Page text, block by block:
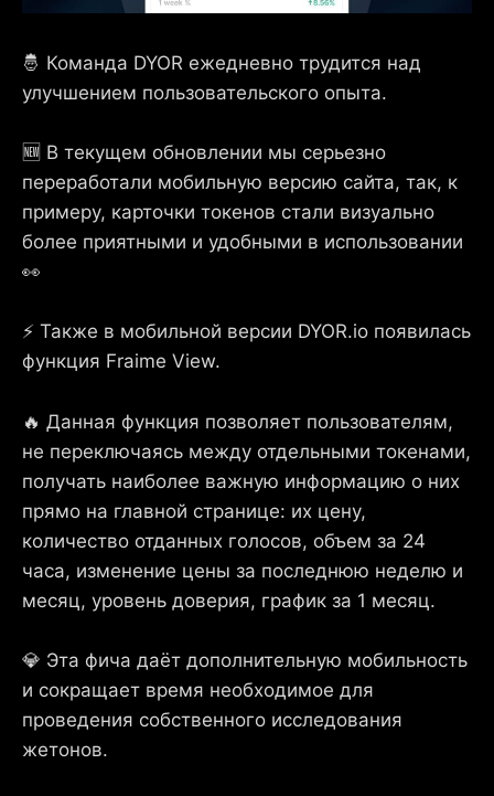
🤴 Команда DYOR ежедневно трудится над
улучшением пользовательского опыта.
🆕 В текущем обновлении мы серьезно
переработали мобильную версию сайта, так, к
примеру, карточки токенов стали визуально
более приятными и удобными в использовании
👀
⚡ Также в мобильной версии DYOR.io появилась
функция Fraime View.
🔥 Данная функция позволяет пользователям,
не переключаясь между отдельными токенами,
получать наиболее важную информацию о них
прямо на главной странице: их цену,
количество отданных голосов, объем за 24
часа, изменение цены за последнюю неделю и
месяц, уровень доверия, график за 1 месяц.
💎 Эта фича даёт дополнительную мобильность
и сокращает время необходимое для
проведения собственного исследования
жетонов.